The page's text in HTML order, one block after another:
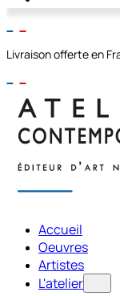
Livraison offerte en
Accueil
Oeuvres
Artistes
L'atelier